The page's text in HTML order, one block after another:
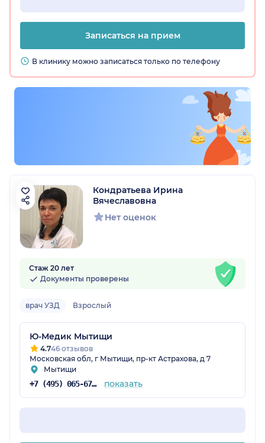
Записаться на прием
В клинику можно записаться только по телефону
Кондратьева Ирина
Вячеславовна
Нет оценок
Стаж 20 лет
Документы проверены
врач УЗД Взрослый
Ю-Медик Мытищи
4.746 отзывов
Московская обл, г Мытищи, пр-кт Астрахова, д 7
Мытищи
+7 (495) 065-67-12 показать